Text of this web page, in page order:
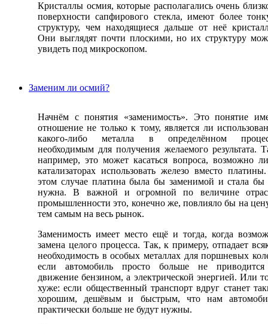
Кристаллы осмия, которые располагались очень
поверхности сапфирового стекла, имеют более
структуру, чем находящиеся дальше от неё
Они выглядят почти плоскими, но их структуру
увидеть под микроскопом.
Заменим ли осмий?
Начнём с понятия «заменимость». Это понятие
отношение не только к тому, является ли
какого-либо металла в определённом
необходимым для получения желаемого результата.
например, это может касаться вопроса, возможно
катализаторах использовать железо вместо
этом случае платина была бы заменимой и стала бы
нужна. В важной и огромной по величине
промышленности это, конечно же, повлияло бы на
тем самым на весь рынок.
Заменимость имеет место ещё и тогда, когда
замена целого процесса. Так, к примеру, отпадает
необходимость в особых металлах для поршневых
если автомобиль просто больше не
движение бензином, а электрической энергией. Или
хуже: если общественный транспорт вдруг станет
хорошим, дешёвым и быстрым, что нам
практически больше не будут нужны.